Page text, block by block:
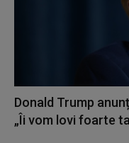
Donald Trump
„Îi vom lovi foarte